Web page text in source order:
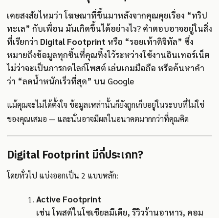
เคยสงสัยไหมว่า โฆษณาที่ขึ้นมาหลังจากคุณคุยเรื่อง “ทริป
ทะเล” กับเพื่อน มันเกิดขึ้นได้อย่างไร? คำตอบอาจอยู่ในสิ่ง
ที่เรียกว่า Digital Footprint หรือ “รอยเท้าดิจิทัล” ซึ่ง
หมายถึงข้อมูลทุกชิ้นที่คุณทิ้งไว้ระหว่างใช้งานอินเทอร์เน็ต
ไม่ว่าจะเป็นการกดไลก์โพสต์ เล่นเกมมือถือ หรือค้นหาคำ
ว่า “ลดน้ำหนักเร็วที่สุด” บน Google
แม้คุณจะไม่ได้ตั้งใจ ข้อมูลเหล่านั้นก็ยังถูกเก็บอยู่ในระบบที่ไม่ใช่
ของคุณเสมอ — และนั่นอาจมีผลในอนาคตมากกว่าที่คุณคิด
Digital Footprint มีกี่ประเภท?
โดยทั่วไป แบ่งออกเป็น 2 แบบหลัก:
Active Footprint
เช่น โพสต์ในโซเชียลมีเดีย, รีวิวร้านอาหาร, คอม